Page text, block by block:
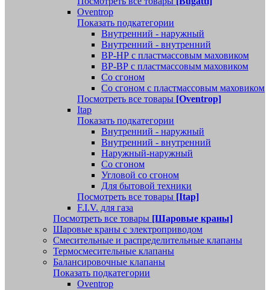
Oventrop
Показать подкатегории
Внутренний - наружный
Внутренний - внутренний
ВР-НР с пластмассовым маховиком
ВР-ВР с пластмассовым маховиком
Со сгоном
Со сгоном с пластмассовым маховиком
Посмотреть все товары [Oventrop]
Itap
Показать подкатегории
Внутренний - наружный
Внутренний - внутренний
Наружный-наружный
Со сгоном
Угловой со сгоном
Для бытовой техники
Посмотреть все товары [Itap]
F.I.V. для газа
Посмотреть все товары [Шаровые краны]
Шаровые краны с электроприводом
Смесительные и распределительные клапаны
Термосмесительные клапаны
Балансировочные клапаны
Показать подкатегории
Oventrop